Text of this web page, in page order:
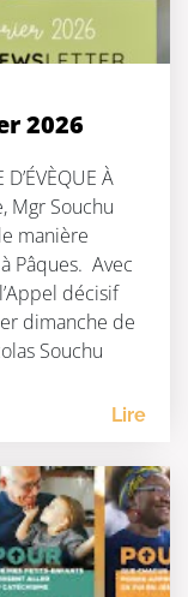
2026
À
Mgr Souchu
manière
Pâques. Avec
décisif
dimanche de
Souchu
Lire